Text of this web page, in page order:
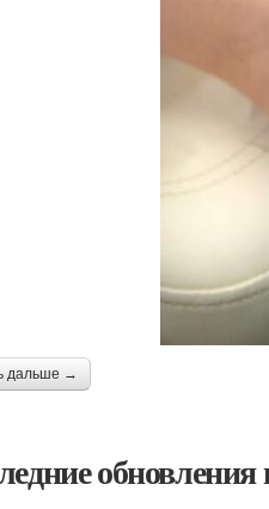
дальше →
обновления